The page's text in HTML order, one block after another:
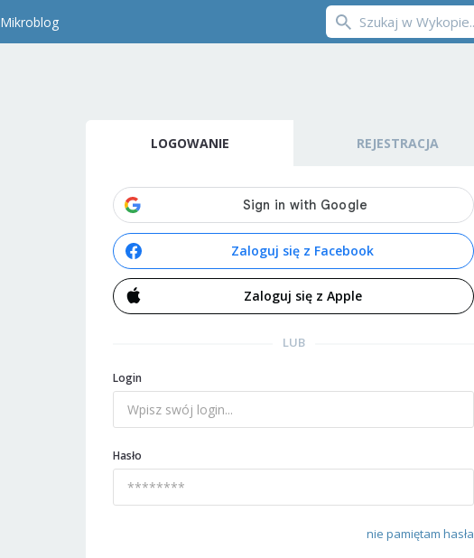
Mikroblog
LOGOWANIE REJESTRACJA
Zaloguj się z Facebook
Zaloguj się z Apple
LUB
Login
Hasło
nie pamiętam hasła